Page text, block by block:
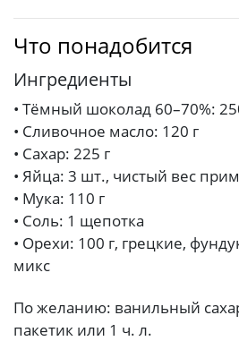
Что понадобится
Ингредиенты
• Тёмный шоколад 60–70%:
• Сливочное масло: 120 г
• Сахар: 225 г
• Яйца: 3 шт., чистый вес
• Мука: 110 г
• Соль: 1 щепотка
• Орехи: 100 г, грецкие,
микс
По желанию: ванильный
пакетик или 1 ч. л.